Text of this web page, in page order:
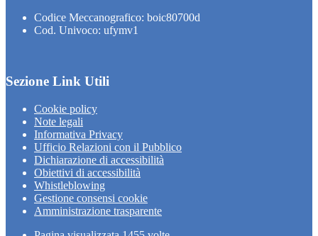
Codice Meccanografico: boic80700d
Cod. Univoco: ufymv1
Sezione Link Utili
Cookie policy
Note legali
Informativa Privacy
Ufficio Relazioni con il Pubblico
Dichiarazione di accessibilità
Obiettivi di accessibilità
Whistleblowing
Gestione consensi cookie
Amministrazione trasparente